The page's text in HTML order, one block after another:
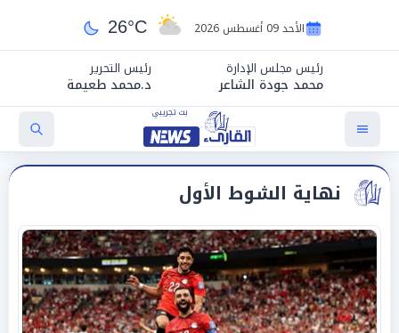
الأحد 09 أغسطس 2026 26°C
رئيس مجلس الإدارة
محمد جودة الشاعر
رئيس التحرير
د.محمد طعيمة
نهاية الشوط الأول